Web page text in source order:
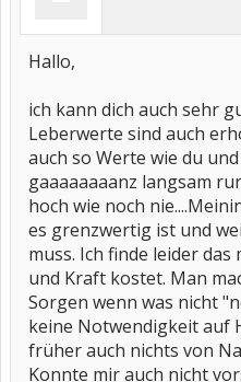
Hallo,
ich kann dich auch sehr
Leberwerte sind auch
auch so Werte wie du
gaaaaaaaanz langsam
hoch wie noch
es grenzwertig ist und
muss. Ich finde leider
und Kraft kostet. Man
Sorgen wenn was nicht
keine Notwendigkeit auf
früher auch nichts von
Konnte mir auch nicht